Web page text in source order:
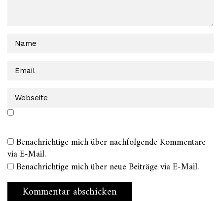
Benachrichtige mich über nachfolgende Kommentare
via E-Mail.
Benachrichtige mich über neue Beiträge via E-Mail.